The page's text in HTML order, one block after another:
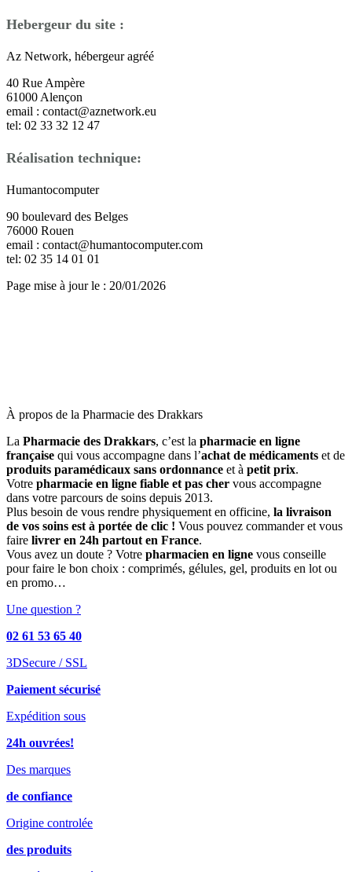
Hebergeur du site :
Az Network, hébergeur agréé
40 Rue Ampère
61000 Alençon
email : contact@aznetwork.eu
tel: 02 33 32 12 47
Réalisation technique:
Humantocomputer
90 boulevard des Belges
76000 Rouen
email : contact@humantocomputer.com
tel: 02 35 14 01 01
Page mise à jour le : 20/01/2026
À propos de la Pharmacie des Drakkars
La Pharmacie des Drakkars, c’est la pharmacie en ligne
française qui vous accompagne dans l’achat de médicaments et de
produits paramédicaux sans ordonnance et à petit prix.
Votre pharmacie en ligne fiable et pas cher vous accompagne
dans votre parcours de soins depuis 2013.
Plus besoin de vous rendre physiquement en officine, la livraison
de vos soins est à portée de clic ! Vous pouvez commander et vous
faire livrer en 24h partout en France.
Vous avez un doute ? Votre pharmacien en ligne vous conseille
pour faire le bon choix : comprimés, gélules, gel, produits en lot ou
en promo…
Une question ?
02 61 53 65 40
3DSecure / SSL
Paiement sécurisé
Expédition sous
24h ouvrées!
Des marques
de confiance
Origine controlée
des produits